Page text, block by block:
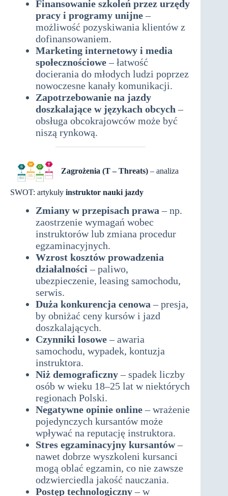
Finansowanie szkoleń przez urzędy
pracy i programy unijne–
możliwość pozyskiwania klientów z
dofinansowaniem.
Marketing internetowy i media
społecznościowe– łatwość
docierania do młodych ludzi poprzez
nowoczesne kanały komunikacji.
Zapotrzebowanie na jazdy
doszkalające w językach obcych –
obsługa obcokrajowców może być
niszą rynkową.
Zagrożenia (T – Threats) – analiza
SWOT: artykuły instruktor nauki jazdy
Zmiany w przepisach prawa – np.
zaostrzenie wymagań wobec
instruktorów lub zmiana procedur
egzaminacyjnych.
Wzrost kosztów prowadzenia
działalności – paliwo,
ubezpieczenie, leasing samochodu,
serwis.
Duża konkurencja cenowa – presja,
by obniżać ceny kursów i jazd
doszkalających.
Czynniki losowe– awaria
samochodu, wypadek, kontuzja
instruktora.
Niż demograficzny– spadek liczby
osób w wieku 18–25 lat w niektórych
regionach Polski.
Negatywne opinie online– wrażenie
pojedynczych kursantów może
wpływać na reputację instruktora.
Stres egzaminacyjny kursantów–
nawet dobrze wyszkoleni kursanci
mogą oblać egzamin, co nie zawsze
odzwierciedla jakość nauczania.
Postęp technologiczny– w